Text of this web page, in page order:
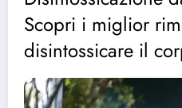
Scopri i miglior
disintossicare il